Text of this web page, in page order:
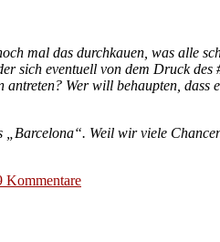
mal das durchkauen, was alle
sich eventuell von dem Druck
Wer will behaupten, dass
Weil wir viele
Kommentarezu